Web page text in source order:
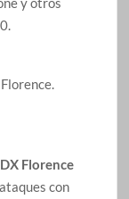
Florence
con